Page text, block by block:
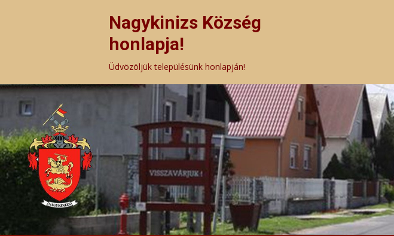
Nagykinizs Község
honlapja!
Üdvözöljük településünk honlapján!